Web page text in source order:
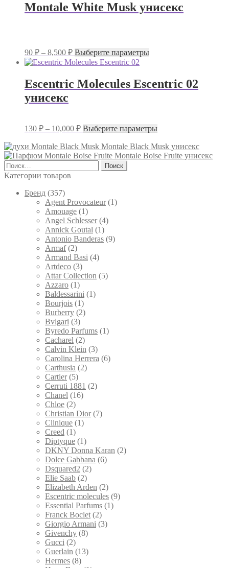
–
7,500 ₽
вариаций.
Montale White Musk унисекс
90 ₽ – 8,500 ₽Диапазон
цен:
8,500 ₽
Выберите параметрыЭтот
несколько
вариаций.
странице
товара.
Escentric Molecules Escentric 02
унисекс
130 ₽ – 10,000 ₽Диапазон
130 ₽
–
10,000 ₽
Выберите параметрыЭтот
имеет
несколько
Montale Black Musk унисекс
Montale Boise Fruite унисекс
Найти:
Категории товаров
Брeнд (357)
Agent Provocateur (1)
Amouage (1)
Angel Schlesser (4)
Annick Goutal (1)
Antonio Banderas (9)
Armaf (2)
Armand Basi (4)
Artdeco (3)
Attar Collection (5)
Azzaro (1)
Baldessarini (1)
Bourjois (1)
Burberry (2)
Bvlgari (3)
Byredo Parfums (1)
Cacharel (2)
Calvin Klein (3)
Carolina Herrera (6)
Carthusia (2)
Cartier (5)
Cerruti 1881 (2)
Chanel (16)
Chloe (2)
Christian Dior (7)
Clinique (1)
Creed (1)
Diptyque (1)
DKNY Donna Karan (2)
Dolce Gabbana (6)
Dsquared2 (2)
Elie Saab (2)
Elizabeth Arden (2)
Escentric molecules (9)
Essential Parfums (1)
Franck Boclet (2)
Giorgio Armani (3)
Givenchy (8)
Gucci (2)
Guerlain (13)
Hermes (8)